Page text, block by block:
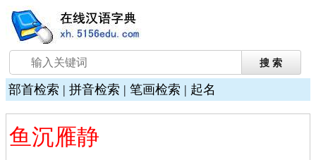
部首检索 | 拼音检索 | 笔画检索 | 起名
鱼沉雁静